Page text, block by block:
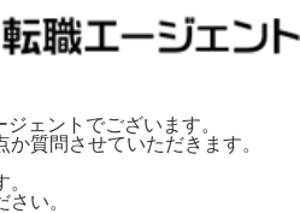
ェントでございます。
質問させていただきます。
い。